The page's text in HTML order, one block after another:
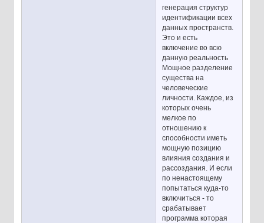
генерация структур
идентификации всех
данных пространств.
Это и есть
включение во всю
данную реальность
Мощное разделение
существа на
человеческие
личности. Каждое, из
которых очень
мелкое по
отношению к
способности иметь
мощную позицию
влияния создания и
рассоздания. И если
по ненастоящему
попытаться куда-то
включиться - то
срабатывает
программа которая